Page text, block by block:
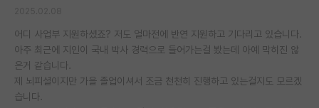
어디 사업부 지원하셨죠? 저도 얼마전에 반연 지원하고 기다리고 있습니다.
아주 최근에 지인이 국내 박사 경력으로 들어가는걸 봤는데 아예 막히진 않
은거 같습니다.
제 뇌피셜이지만 가을 졸업이셔서 조금 천천히 진행하고 있는걸지도 모르겠
습니다.